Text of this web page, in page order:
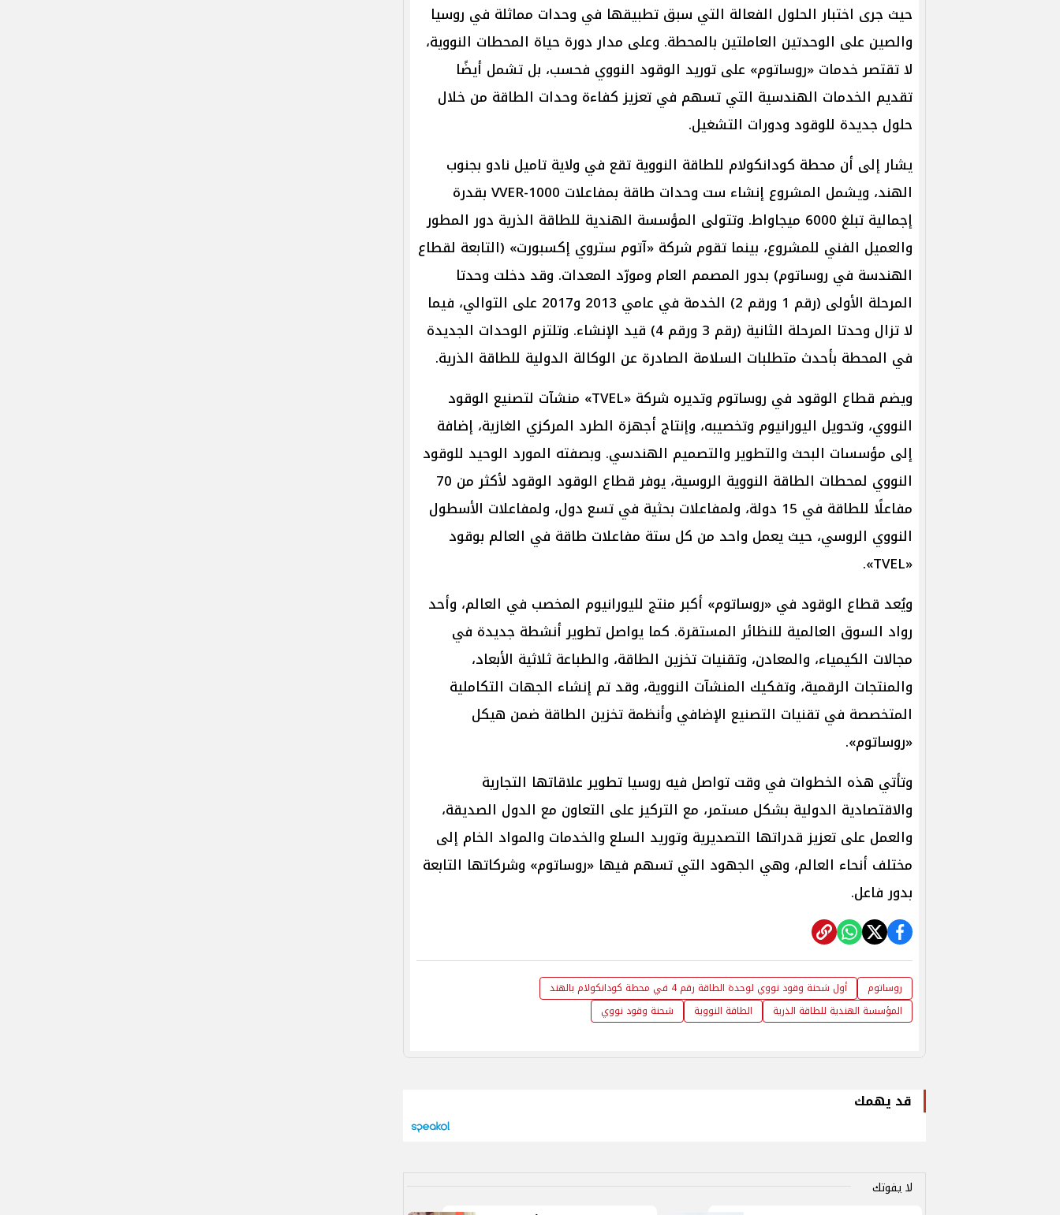
حيث جرى اختبار الحلول الفعالة التي سبق تطبيقها في وحدات مماثلة في روسيا
والصين على الوحدتين العاملتين بالمحطة. وعلى مدار دورة حياة المحطات النووية،
لا تقتصر خدمات «روساتوم» على توريد الوقود النووي فحسب، بل تشمل أيضًا
تقديم الخدمات الهندسية التي تسهم في تعزيز كفاءة وحدات الطاقة من خلال
حلول جديدة للوقود ودورات التشغيل.
يشار إلى أن محطة كودانكولام للطاقة النووية تقع في ولاية تاميل نادو بجنوب
الهند، ويشمل المشروع إنشاء ست وحدات طاقة بمفاعلات VVER-1000 بقدرة
إجمالية تبلغ 6000 ميجاواط. وتتولى المؤسسة الهندية للطاقة الذرية دور المطور
والعميل الفني للمشروع، بينما تقوم شركة «آتوم ستروي إكسبورت» (التابعة لقطاع
الهندسة في روساتوم) بدور المصمم العام ومورّد المعدات. وقد دخلت وحدتا
المرحلة الأولى (رقم 1 ورقم 2) الخدمة في عامي 2013 و2017 على التوالي، فيما
لا تزال وحدتا المرحلة الثانية (رقم 3 ورقم 4) قيد الإنشاء. وتلتزم الوحدات الجديدة
في المحطة بأحدث متطلبات السلامة الصادرة عن الوكالة الدولية للطاقة الذرية.
ويضم قطاع الوقود في روساتوم وتديره شركة «TVEL» منشآت لتصنيع الوقود
النووي، وتحويل اليورانيوم وتخصيبه، وإنتاج أجهزة الطرد المركزي الغازية، إضافة
إلى مؤسسات البحث والتطوير والتصميم الهندسي. وبصفته المورد الوحيد للوقود
النووي لمحطات الطاقة النووية الروسية، يوفر قطاع الوقود الوقود لأكثر من 70
مفاعلًا للطاقة في 15 دولة، ولمفاعلات بحثية في تسع دول، ولمفاعلات الأسطول
النووي الروسي، حيث يعمل واحد من كل ستة مفاعلات طاقة في العالم بوقود
«TVEL».
ويُعد قطاع الوقود في «روساتوم» أكبر منتج لليورانيوم المخصب في العالم، وأحد
رواد السوق العالمية للنظائر المستقرة. كما يواصل تطوير أنشطة جديدة في
مجالات الكيمياء، والمعادن، وتقنيات تخزين الطاقة، والطباعة ثلاثية الأبعاد،
والمنتجات الرقمية، وتفكيك المنشآت النووية، وقد تم إنشاء الجهات التكاملية
المتخصصة في تقنيات التصنيع الإضافي وأنظمة تخزين الطاقة ضمن هيكل
«روساتوم».
وتأتي هذه الخطوات في وقت تواصل فيه روسيا تطوير علاقاتها التجارية
والاقتصادية الدولية بشكل مستمر، مع التركيز على التعاون مع الدول الصديقة،
والعمل على تعزيز قدراتها التصديرية وتوريد السلع والخدمات والمواد الخام إلى
مختلف أنحاء العالم، وهي الجهود التي تسهم فيها «روساتوم» وشركاتها التابعة
بدور فاعل.
روساتوم
أول شحنة وقود نووي لوحدة الطاقة رقم 4 في محطة كودانكولام بالهند
المؤسسة الهندية للطاقة الذرية
الطاقة النووية شحنة وقود نووي
قد يهمك
لا يفوتك